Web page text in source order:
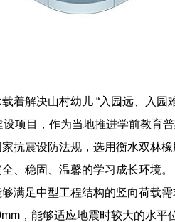
着解决山村幼儿 “入园远、入园
项目，作为当地推进学前教育
抗震设防法规，选用衡水双林
、稳固、温馨的学习成长环境。
满足中型工程结构的竖向荷载
，能够适应地震时较大的水